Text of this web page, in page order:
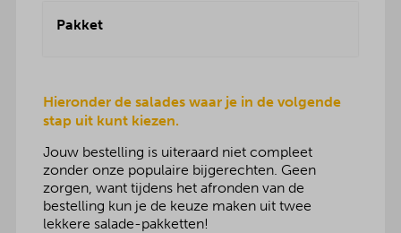
Pakket
Hieronder de salades waar je in de volgende
stap uit kunt kiezen.
Jouw bestelling is uiteraard niet compleet
zonder onze populaire bijgerechten. Geen
zorgen, want tijdens het afronden van de
bestelling kun je de keuze maken uit twee
lekkere salade-pakketten!